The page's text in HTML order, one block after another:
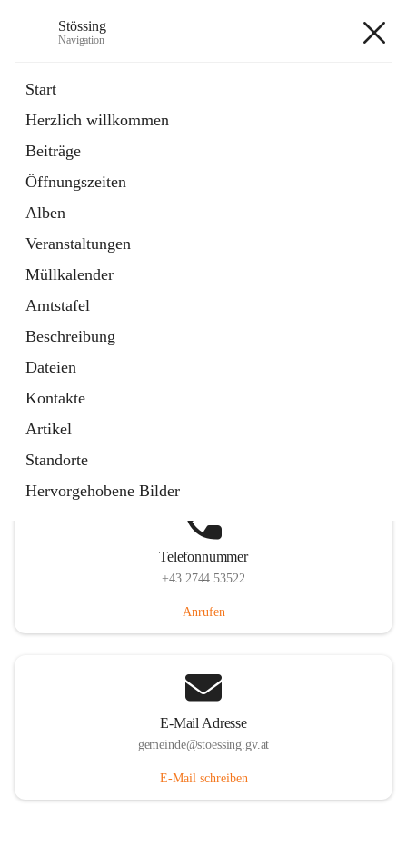
Stössing
Navigation
Start
Herzlich willkommen
Beiträge
Öffnungszeiten
Alben
Veranstaltungen
Müllkalender
Amtstafel
Beschreibung
Dateien
Kontakte
Artikel
Standorte
Hervorgehobene Bilder
Datei
in
Tab
Kindergarten
öffnet
in
neuem
Tab
Telefonnummer
+43 2744 53522
Anrufen
E-Mail Adresse
gemeinde@stoessing.gv.at
E-Mail schreiben